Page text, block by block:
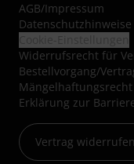
AGB/Impressum
Datenschutzhinweise
Widerrufsrecht für
Bestellvorgang/
Mängelhaftungsrecht
Erklärung zur
Vertrag widerrufen